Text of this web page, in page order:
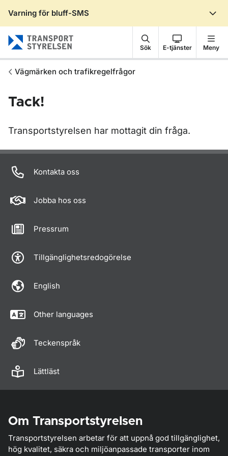
Varning för bluff-SMS
Sök E-tjänster Meny
Vägmärken och trafikregelfrågor
Tack!
Transportstyrelsen har mottagit din fråga.
Om sidan
Kontakta oss
Jobba hos oss
Pressrum
Tillgänglighetsredogörelse
English
Other languages
Teckenspråk
Lättläst
Om Transportstyrelsen
Transportstyrelsen arbetar för att uppnå god tillgänglighet,
hög kvalitet, säkra och miljöanpassade transporter inom